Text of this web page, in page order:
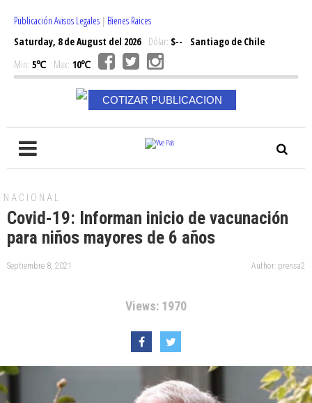
Publicación Avisos Legales | Bienes Raices
Saturday, 8 de August del 2026Dólar: $--
Santiago de Chile
Min: 5℃ Max: 10℃
COTIZAR PUBLICACION
NACIONAL
Covid-19: Informan inicio de vacunación
para niños mayores de 6 años
Septiembre 8, 2021 Author: prensa2
Views: 1970